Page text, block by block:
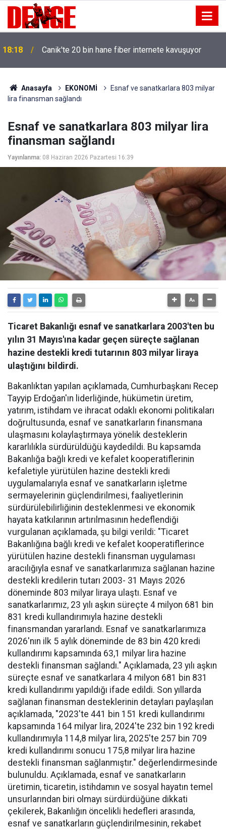
18:18 Canik'te 20 bin hane fiber internete kavuşuyor
Anasayfa EKONOMİ
Esnaf ve sanatkarlara 803 milyar
lira finansman sağlandı
Esnaf ve sanatkarlara 803 milyar lira
finansman sağlandı
Yayınlanma: 08 Haziran 2026 Pazartesi 16:39
Ticaret Bakanlığı esnaf ve sanatkarlara 2003'ten bu
yılın 31 Mayıs'ına kadar geçen süreçte sağlanan
hazine destekli kredi tutarının 803 milyar liraya
ulaştığını bildirdi.
Bakanlıktan yapılan açıklamada, Cumhurbaşkanı Recep
Tayyip Erdoğan'ın liderliğinde, hükümetin üretim,
yatırım, istihdam ve ihracat odaklı ekonomi politikaları
doğrultusunda, esnaf ve sanatkarların finansmana
ulaşmasını kolaylaştırmaya yönelik desteklerin
kararlılıkla sürdürüldüğü kaydedildi. Bu kapsamda
Bakanlığa bağlı kredi ve kefalet kooperatiflerinin
kefaletiyle yürütülen hazine destekli kredi
uygulamalarıyla esnaf ve sanatkarların işletme
sermayelerinin güçlendirilmesi, faaliyetlerinin
sürdürülebilirliğinin desteklenmesi ve ekonomik
hayata katkılarının artırılmasının hedeflendiği
vurgulanan açıklamada, şu bilgi verildi: "Ticaret
Bakanlığına bağlı kredi ve kefalet kooperatiflerince
yürütülen hazine destekli finansman uygulaması
aracılığıyla esnaf ve sanatkarlarımıza sağlanan hazine
destekli kredilerin tutarı 2003- 31 Mayıs 2026
döneminde 803 milyar liraya ulaştı. Esnaf ve
sanatkarlarımız, 23 yılı aşkın süreçte 4 milyon 681 bin
831 kredi kullandırımıyla hazine destekli
finansmandan yararlandı. Esnaf ve sanatkarlarımıza
2026'nın ilk 5 aylık döneminde de 83 bin 420 kredi
kullandırımı kapsamında 63,1 milyar lira hazine
destekli finansman sağlandı." Açıklamada, 23 yılı aşkın
süreçte esnaf ve sanatkarlara 4 milyon 681 bin 831
kredi kullandırımı yapıldığı ifade edildi. Son yıllarda
sağlanan finansman desteklerinin detayları paylaşılan
açıklamada, "2023'te 441 bin 151 kredi kullandırımı
kapsamında 164 milyar lira, 2024'te 232 bin 192 kredi
kullandırımıyla 114,8 milyar lira, 2025'te 257 bin 709
kredi kullandırımı sonucu 175,8 milyar lira hazine
destekli finansman sağlanmıştır." değerlendirmesinde
bulunuldu. Açıklamada, esnaf ve sanatkarların
üretimin, ticaretin, istihdamın ve sosyal hayatın temel
unsurlarından biri olmayı sürdürdüğüne dikkati
çekilerek, Bakanlığın öncelikli hedefleri arasında,
esnaf ve sanatkarların güçlendirilmesinin, rekabet